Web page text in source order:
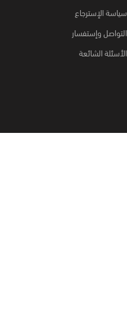
سياسة الإسترجاع
التواصل وإستفسار
الأسئلة الشائعة